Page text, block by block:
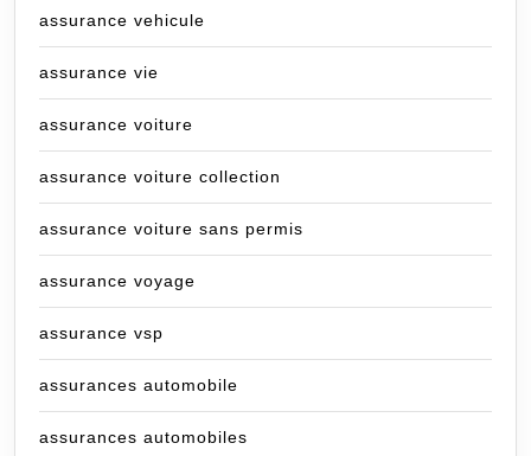
assurance vehicule
assurance vie
assurance voiture
assurance voiture collection
assurance voiture sans permis
assurance voyage
assurance vsp
assurances automobile
assurances automobiles